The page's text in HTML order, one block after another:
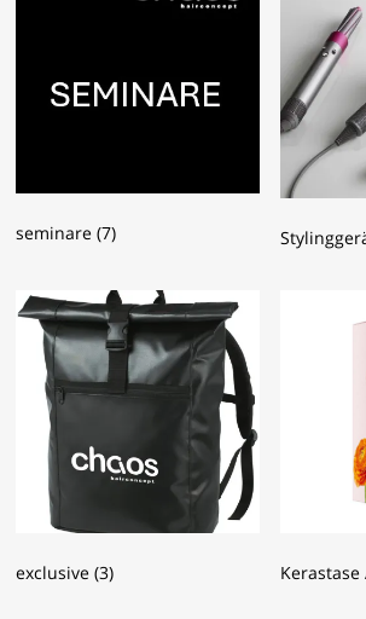
seminare(7)
exclusive(3)